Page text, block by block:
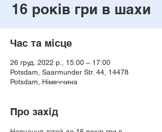
16 років гри в шахи
Час та місце
26 груд. 2022 р., 15:00 – 17:00
Potsdam, Saarmunder Str. 44, 14478
Potsdam, Німеччина
Про захід